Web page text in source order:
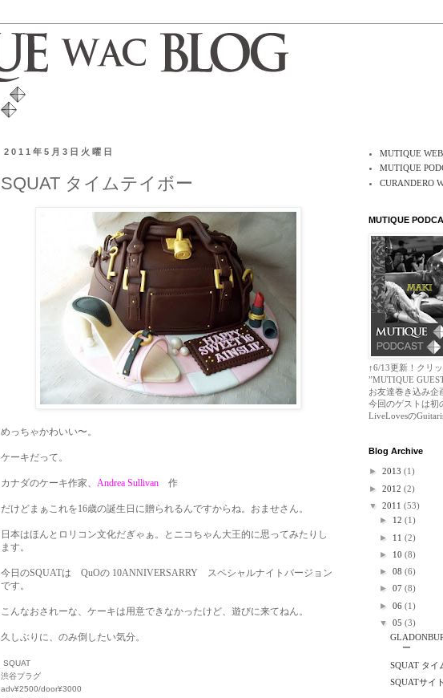
2011年5月3日火曜日
SQUAT タイムテイボー
めっちゃかわいい〜。
ケーキだって。
カナダのケーキ作家、 Andrea Sullivan 作
だけどまぁこれを16歳の誕生日に贈られるんですからね。おませさん。
日本はほんとロリコン文化だぎゃぁ。とニコちゃん大王的に思ってみたりし
ます。
今日のSQUATは QuOの 10ANNIVERSARRY スペシャルナイトバージョン
です。
こんなおされーな、ケーキは用意できなかったけど、遊びに来てねん。
久しぶりに、のみ倒したい気分。
SQUAT
渋谷プラグ
adv¥2500/door¥3000
MUTIQUE
MUTIQUE
CURANDERO
MUTIQUE
↑6/13更新！クリ
”MUTIQUE
お友達巻き込み企
今回のゲストは初
LiveLovesの
Blog Archive
► 2013 (1)
► 2012 (2)
▼ 2011 (53)
► 12(1)
► 11(2)
► 10(8)
►08(6)
►07(8)
►06(1)
▼05(3)
ー
SQUAT タイ
SQUATサイ